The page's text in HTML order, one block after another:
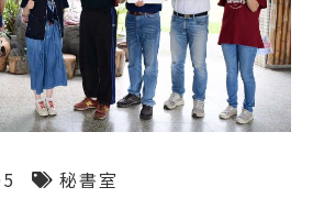
秘書室